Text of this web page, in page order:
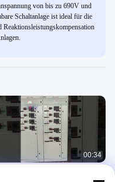
von bis zu 690V und
Schaltanlage ist ideal für die
00:34